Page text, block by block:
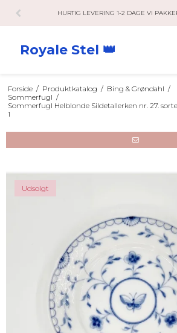
HURTIG LEVERING 1-2 DAGE VI PAKKER FORSVARLIGT.
Royale Stel 👑
Forside / Produktkatalog / Bing & Grøndahl /
Sommerfugl /
Sommerfugl Helblonde Sildetallerken nr. 27.
1
Udsolgt